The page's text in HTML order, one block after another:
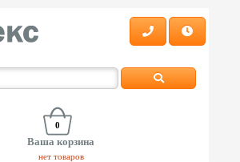
0
Ваша корзина
нет товаров